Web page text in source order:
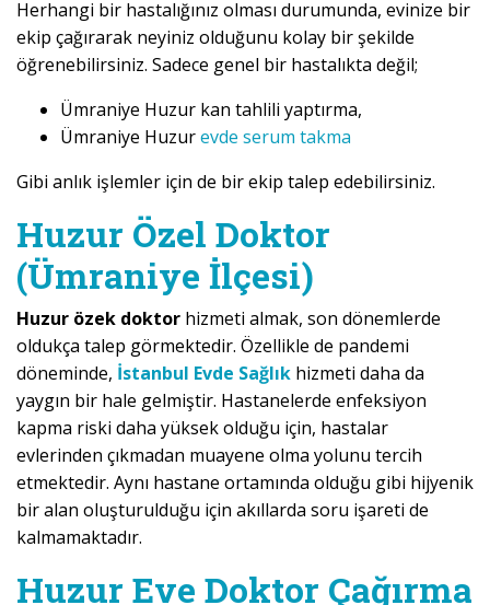
Herhangi bir hastalığınız olması durumunda, evinize bir
ekip çağırarak neyiniz olduğunu kolay bir şekilde
öğrenebilirsiniz. Sadece genel bir hastalıkta değil;
Ümraniye Huzur kan tahlili yaptırma,
Ümraniye Huzurevde serum takma
Gibi anlık işlemler için de bir ekip talep edebilirsiniz.
Huzur Özel Doktor
(Ümraniye İlçesi)
Huzur özek doktor hizmeti almak, son dönemlerde
oldukça talep görmektedir. Özellikle de pandemi
döneminde, İstanbul Evde Sağlık hizmeti daha da
yaygın bir hale gelmiştir. Hastanelerde enfeksiyon
kapma riski daha yüksek olduğu için, hastalar
evlerinden çıkmadan muayene olma yolunu tercih
etmektedir. Aynı hastane ortamında olduğu gibi hijyenik
bir alan oluşturulduğu için akıllarda soru işareti de
kalmamaktadır.
Huzur Eve Doktor Çağırma